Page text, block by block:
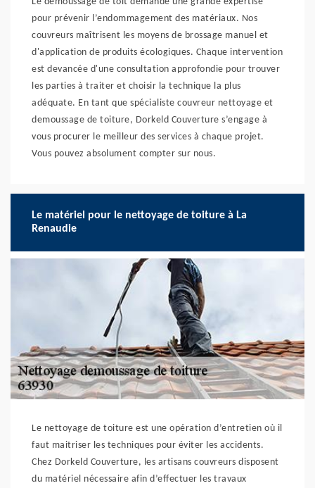
pour prévenir l’endommagement des matériaux. Nos
couvreurs maîtrisent les moyens de brossage manuel et
d'application de produits écologiques. Chaque intervention
est devancée d'une consultation approfondie pour trouver
les parties à traiter et choisir la technique la plus
adéquate. En tant que spécialiste couvreur nettoyage et
demoussage de toiture, Dorkeld Couverture s’engage à
vous procurer le meilleur des services à chaque projet.
Vous pouvez absolument compter sur nous.
Le matériel pour le nettoyage de toiture à La
Renaudie
Le nettoyage de toiture est une opération d’entretien où il
faut maitriser les techniques pour éviter les accidents.
Chez Dorkeld Couverture, les artisans couvreurs disposent
du matériel nécessaire afin d’effectuer les travaux